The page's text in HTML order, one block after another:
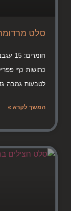
סלט
כתושות כף
לטבעות גמבה
המשך לקרא »